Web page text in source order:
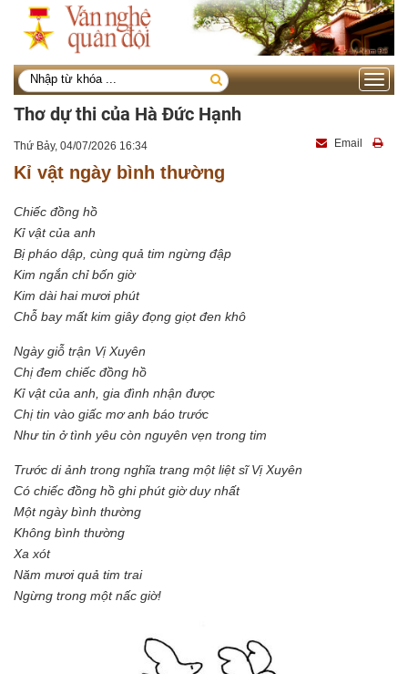
Toggle
Thơ dự thi của Hà Đức Hạnh
Thứ Bảy, 04/07/2026 16:34 Email
Kỉ vật ngày bình thường
Chiếc đồng hồ
Kỉ vật của anh
Bị pháo dập, cùng quả tim ngừng đập
Kim ngắn chỉ bốn giờ
Kim dài hai mươi phút
Chỗ bay mất kim giây đọng giọt đen khô
Ngày giỗ trận Vị Xuyên
Chị đem chiếc đồng hồ
Kỉ vật của anh, gia đình nhận được
Chị tin vào giấc mơ anh báo trước
Như tin ở tình yêu còn nguyên vẹn trong tim
Trước di ảnh trong nghĩa trang một liệt sĩ Vị Xuyên
Có chiếc đồng hồ ghi phút giờ duy nhất
Một ngày bình thường
Không bình thường
Xa xót
Năm mươi quả tim trai
Ngừng trong một nấc giờ!